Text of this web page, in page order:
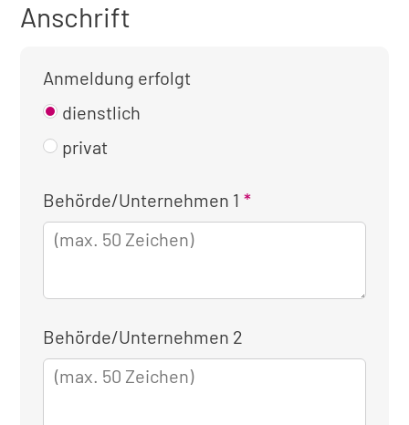
Anschrift
Anmeldung erfolgt
dienstlich
privat
Kontaktinformationen
für
die
Behörde/Unternehmen 1
Behörde/Unternehmen 2